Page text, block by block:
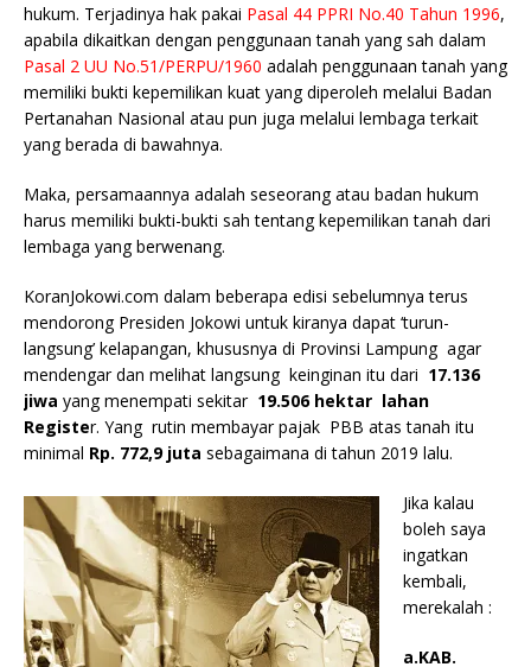
hukum. Terjadinya hak pakai Pasal 44 PPRI No.40 Tahun 1996,
apabila dikaitkan dengan penggunaan tanah yang sah dalam
Pasal 2 UU No.51/PERPU/1960 adalah penggunaan tanah yang
memiliki bukti kepemilikan kuat yang diperoleh melalui Badan
Pertanahan Nasional atau pun juga melalui lembaga terkait
yang berada di bawahnya.
Maka, persamaannya adalah seseorang atau badan hukum
harus memiliki bukti-bukti sah tentang kepemilikan tanah dari
lembaga yang berwenang.
KoranJokowi.com dalam beberapa edisi sebelumnya terus
mendorong Presiden Jokowi untuk kiranya dapat ‘turun-
langsung’ kelapangan, khususnya di Provinsi Lampung agar
mendengar dan melihat langsung keinginan itu dari 17.136
jiwa yang menempati sekitar 19.506 hektar lahan
Register. Yang rutin membayar pajak PBB atas tanah itu
minimal Rp. 772,9 juta sebagaimana di tahun 2019 lalu.
Jika kalau
boleh saya
ingatkan
kembali,
merekalah :
a.KAB.